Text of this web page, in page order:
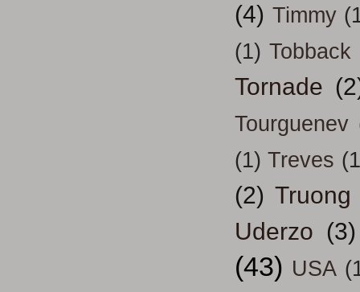
(4) Timmy
(1) Tobback
Tornade
Tourguenev
(1) Treves
(2) Truong
Uderzo (3)
(43) USA